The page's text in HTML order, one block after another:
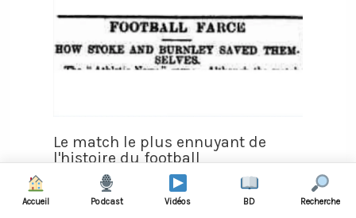
Le match le plus ennuyant de
l'histoire du football
Accueil Podcast Vidéos BD Recherche